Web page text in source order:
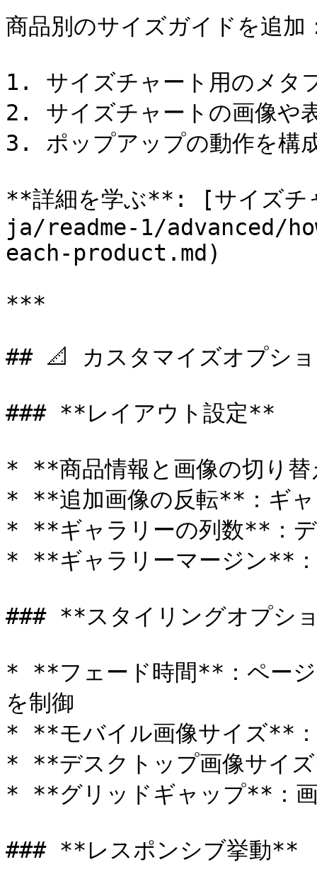
商品別のサイズガイドを追加
1. サイズチャート用のメタ
2. サイズチャートの画像や
3. ポップアップの動作を構
**詳細を学ぶ**: [サイズ
ja/readme-1/advanced/
each-product.md)
***
## 📐 カスタマイズオプシ
### **レイアウト設定**
* **商品情報と画像の切り
* **追加画像の反転**：ギャ
* **ギャラリーの列数**：デ
* **ギャラリーマージン**：
### **スタイリングオプシ
* **フェード時間**：ページ
を制御
* **モバイル画像サイズ**：
* **デスクトップ画像サイ
* **グリッドギャップ**：画
### **レスポンシブ挙動**